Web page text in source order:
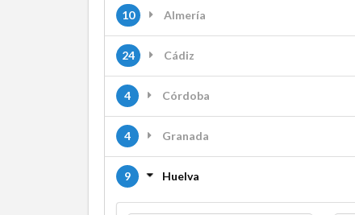
10 Almería
24 Cádiz
4 Córdoba
4 Granada
9 Huelva